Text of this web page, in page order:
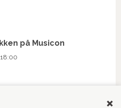
på Musicon